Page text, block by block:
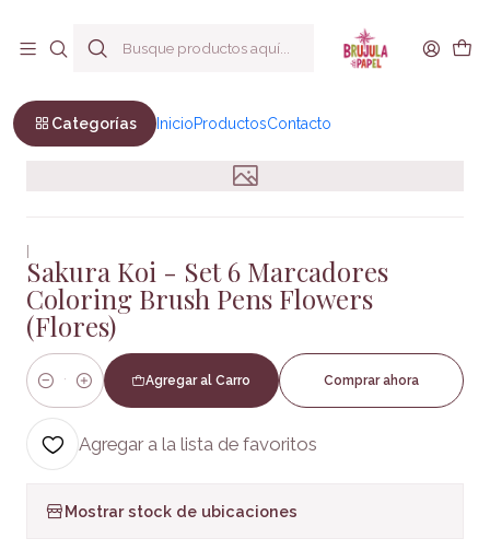
Categorías InicioProductosContacto
|
Sakura Koi - Set 6 Marcadores
Coloring Brush Pens Flowers
(Flores)
Cantidad
Agregar al Carro Comprar ahora
Agregar a la lista de favoritos
Mostrar stock de ubicaciones